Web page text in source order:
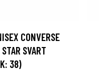
CONVERSE
SVART
38)